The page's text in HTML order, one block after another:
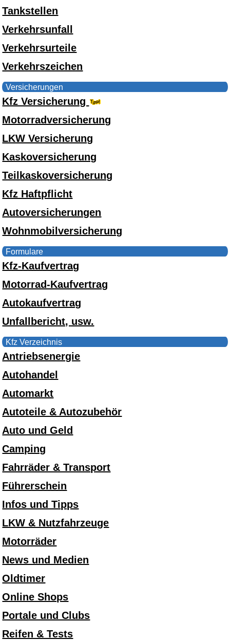
Tankstellen
Verkehrsunfall
Verkehrsurteile
Verkehrszeichen
Versicherungen
Kfz Versicherung
Motorradversicherung
LKW Versicherung
Kaskoversicherung
Teilkaskoversicherung
Kfz Haftpflicht
Autoversicherungen
Wohnmobilversicherung
Formulare
Kfz-Kaufvertrag
Motorrad-Kaufvertrag
Autokaufvertrag
Unfallbericht, usw.
Kfz Verzeichnis
Antriebsenergie
Autohandel
Automarkt
Autoteile & Autozubehör
Auto und Geld
Camping
Fahrräder & Transport
Führerschein
Infos und Tipps
LKW & Nutzfahrzeuge
Motorräder
News und Medien
Oldtimer
Online Shops
Portale und Clubs
Reifen & Tests